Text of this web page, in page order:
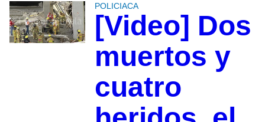
POLICIACA
[Video] Dos
muertos y
cuatro